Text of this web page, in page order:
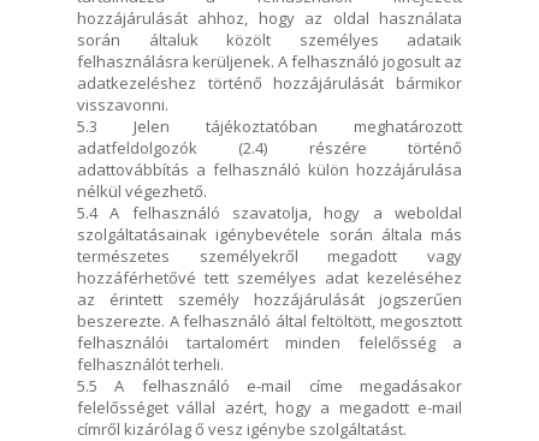
hozzájárulását ahhoz, hogy az oldal használata
során általuk közölt személyes adataik
felhasználásra kerüljenek. A felhasználó jogosult az
adatkezeléshez történő hozzájárulását bármikor
visszavonni.
5.3 Jelen tájékoztatóban meghatározott
adatfeldolgozók (2.4) részére történő
adattovábbítás a felhasználó külön hozzájárulása
nélkül végezhető.
5.4 A felhasználó szavatolja, hogy a weboldal
szolgáltatásainak igénybevétele során általa más
természetes személyekről megadott vagy
hozzáférhetővé tett személyes adat kezeléséhez
az érintett személy hozzájárulását jogszerűen
beszerezte. A felhasználó által feltöltött, megosztott
felhasználói tartalomért minden felelősség a
felhasználót terheli.
5.5 A felhasználó e-mail címe megadásakor
felelősséget vállal azért, hogy a megadott e-mail
címről kizárólag ő vesz igénybe szolgáltatást.